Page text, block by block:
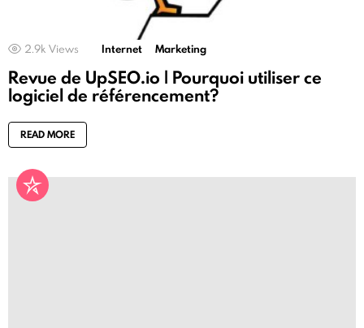
2.9k Views Internet Marketing
Revue de UpSEO.io | Pourquoi utiliser ce
logiciel de référencement?
READ MORE